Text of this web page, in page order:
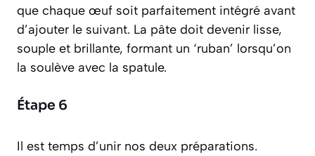
que chaque œuf soit parfaitement intégré avant
d’ajouter le suivant. La pâte doit devenir lisse,
souple et brillante, formant un ‘ruban’ lorsqu’on
la soulève avec la spatule.
Étape 6
Il est temps d’unir nos deux préparations.